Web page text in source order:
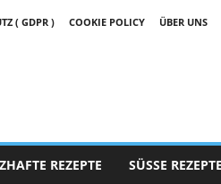
( GDPR ) COOKIE POLICY ÜBER UNS
REZEPTE SÜSSE REZEPTE